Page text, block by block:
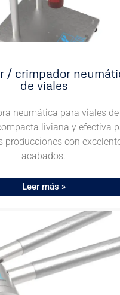
/ crimpador
de viales
neumática para viales de
liviana y efectiva
producciones con
acabados.
Leer más »